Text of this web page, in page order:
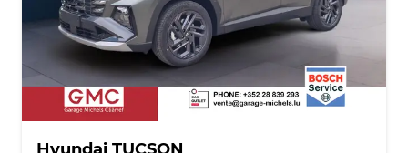
Hyundai TUCSON